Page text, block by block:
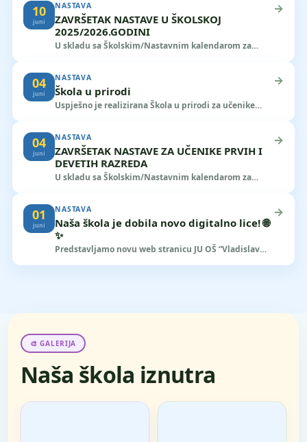
10
juni
NASTAVA
ZAVRŠETAK NASTAVE U ŠKOLSKOJ
2025/2026.GODINI
U skladu sa Školskim/Nastavnim kalendarom za
→
04
juni
NASTAVA
Škola u prirodi
Uspješno je realizirana Škola u prirodi za učenike
→
04
juni
NASTAVA
ZAVRŠETAK NASTAVE ZA UČENIKE PRVIH I
DEVETIH RAZREDA
U skladu sa Školskim/Nastavnim kalendarom za
→
01
juni
NASTAVA
Naša škola je dobila novo digitalno lice! 🌐
✨
Predstavljamo novu web stranicu JU OŠ “Vladislav
→
🎨 GALERIJA
Naša škola iznutra